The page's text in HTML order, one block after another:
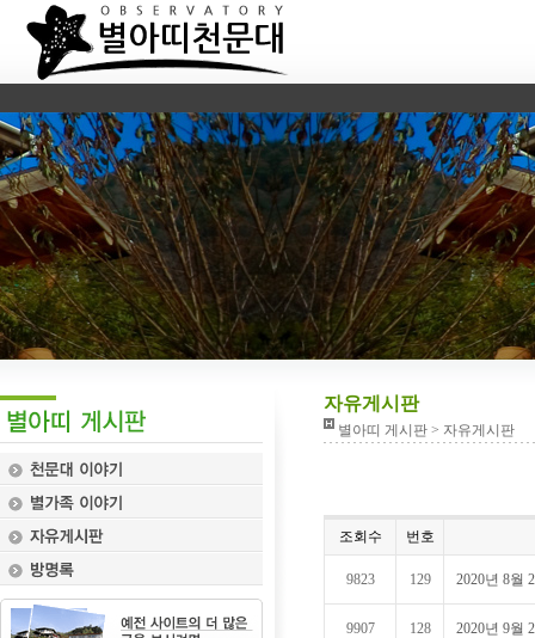
자유게시판
별아띠 게시판 > 자유게시판
조회수 번호
9823 129 2020년 8월
9907 128 2020년 9월